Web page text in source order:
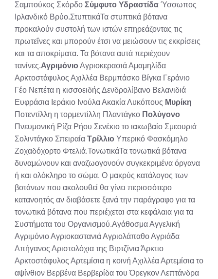
Σαμπούκος Σκόρδο Σύμφυτο Υδραστίδα Ύσσωπος
Ιρλανδικό Βρύο.ΣτυπτικάΤα στυπτικά βότανα
προκαλούν συστολή των ιστών επηρεάζοντας τις
πρωτεΐνες και μπορούν έτσι να μειώσουν τις εκκρίσεις
και τα αποκρίματα. Τα βότανα αυτά περιέχουν
τανίνες.Αγριμόνιο Αγριοκερασιά Αμαμηλίδα
Αρκτοστάφυλος Αχιλλέα Βερμπάσκο Βίγκα Γεράνιο
Γέο Νεπέτα η κισσοειδής Δενδρολίβανο Βελανιδιά
Ευφράσια Ιεράκιο Ινούλα Ακακία Λυκόπους Μυρίκη
Ποτεντίλλη η τορμεντίλλη Πλαντάγκο Πολύγονο
Πνευμονική Ρίζα Ρήου Σενέκιο το ιακωβαίο Σμεουριά
Σολιντάγκο Σπειραία Τρίλλιο Υπερικό Φασκόμηλο
Ζοχαδόχορτο Φτελιά.ΤονωτικάΤα τονωτικά βότανα
δυναμώνουν και αναζωογονούν συγκεκριμένα όργανα
ή και ολόκληρο το σώμα. Ο μακρύς κατάλογος των
βοτάνων που ακολουθεί θα γίνει περισσότερο
κατανοητός αν διαβάσετε ξανά την παράγραφο για τα
τονωτικά βότανα που περιέχεται στα κεφάλαια για τα
Συστήματα του Οργανισμού.Αγάθοσμα Αγγελική
Αγριμόνιο Αγριοκαστανιά Αγριολάπαθο Αγριάδα
Απήγανος Αριστολόχια της Βιρτζίνια Άρκτιο
Αρκτοστάφυλος Αρτεμίσια η κοινή Αχιλλέα Αρτεμίσια το
αψίνθιον Βερβένα Βερβερίδα του Όρεγκον Λεπτάνδρα